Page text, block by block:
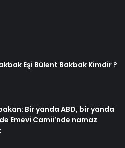
Eşi Bülent Bakbak Kimdir ?
Bir yanda ABD, bir yanda
Emevi Camii’nde namaz